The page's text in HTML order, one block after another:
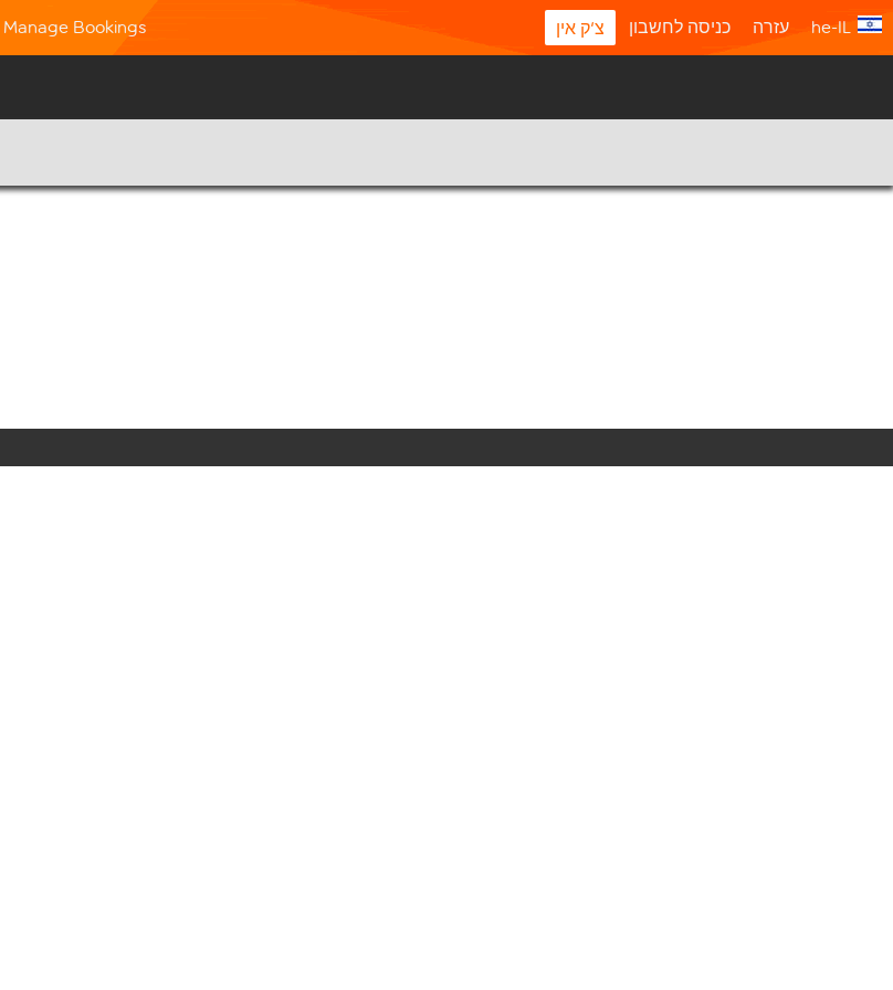
Manage Bookings צ'ק אין כניסה לחשבון עזרה he-IL